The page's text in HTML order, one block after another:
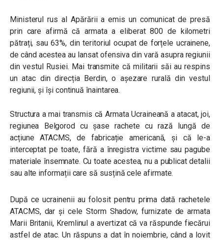
Ministerul rus al Apărării a emis un comunicat de presă
prin care afirmă că armata a eliberat 800 de kilometri
pătrați, sau 63%, din teritoriul ocupat de forțele ucrainene,
de când acestea au lansat ofensiva din vară asupra regiunii
din vestul Rusiei. Mai transmite că militarii săi au respins
un atac din direcția Berdin, o așezare rurală din vestul
regiunii, și își continuă înaintarea.
Structura a mai transmis că Armata Ucraineană a atacat, joi,
regiunea Belgorod cu șase rachete cu rază lungă de
acțiune ATACMS, de fabricație americană, și că le-a
interceptat pe toate, fără a înregistra victime sau pagube
materiale însemnate. Cu toate acestea, nu a publicat detalii
sau alte informații care să susțină cele afirmate.
După ce ucrainenii au folosit pentru prima dată rachetele
ATACMS, dar și cele Storm Shadow, furnizate de armata
Marii Britanii, Kremlinul a avertizat că va răspunde fiecărui
astfel de atac. Un răspuns a dat în noiembrie, când a lovit